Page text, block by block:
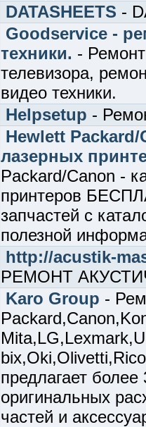
DATASHEETS -
Goodservice -
техники. -
телевизора,
видео техники.
Helpsetup -
Hewlett Packard/
лазерных
Packard/Canon -
принтеров
запчастей с
полезной
http://acustik-
РЕМОНТ
Karo Group -
предлагает
оригинальных
частей и